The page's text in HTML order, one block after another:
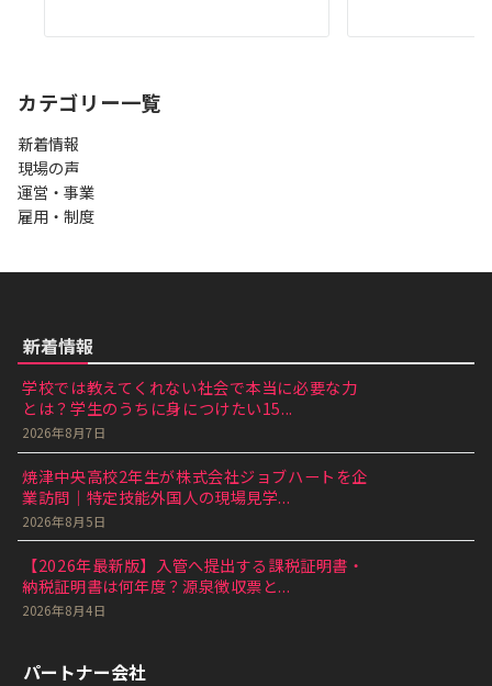
カテゴリー一覧
新着情報
現場の声
運営・事業
雇用・制度
新着情報
学校では教えてくれない社会で本当に必要な力
とは？学生のうちに身につけたい15...
2026年8月7日
焼津中央高校2年生が株式会社ジョブハートを企
業訪問｜特定技能外国人の現場見学...
2026年8月5日
【2026年最新版】入管へ提出する課税証明書・
納税証明書は何年度？源泉徴収票と...
2026年8月4日
パートナー会社